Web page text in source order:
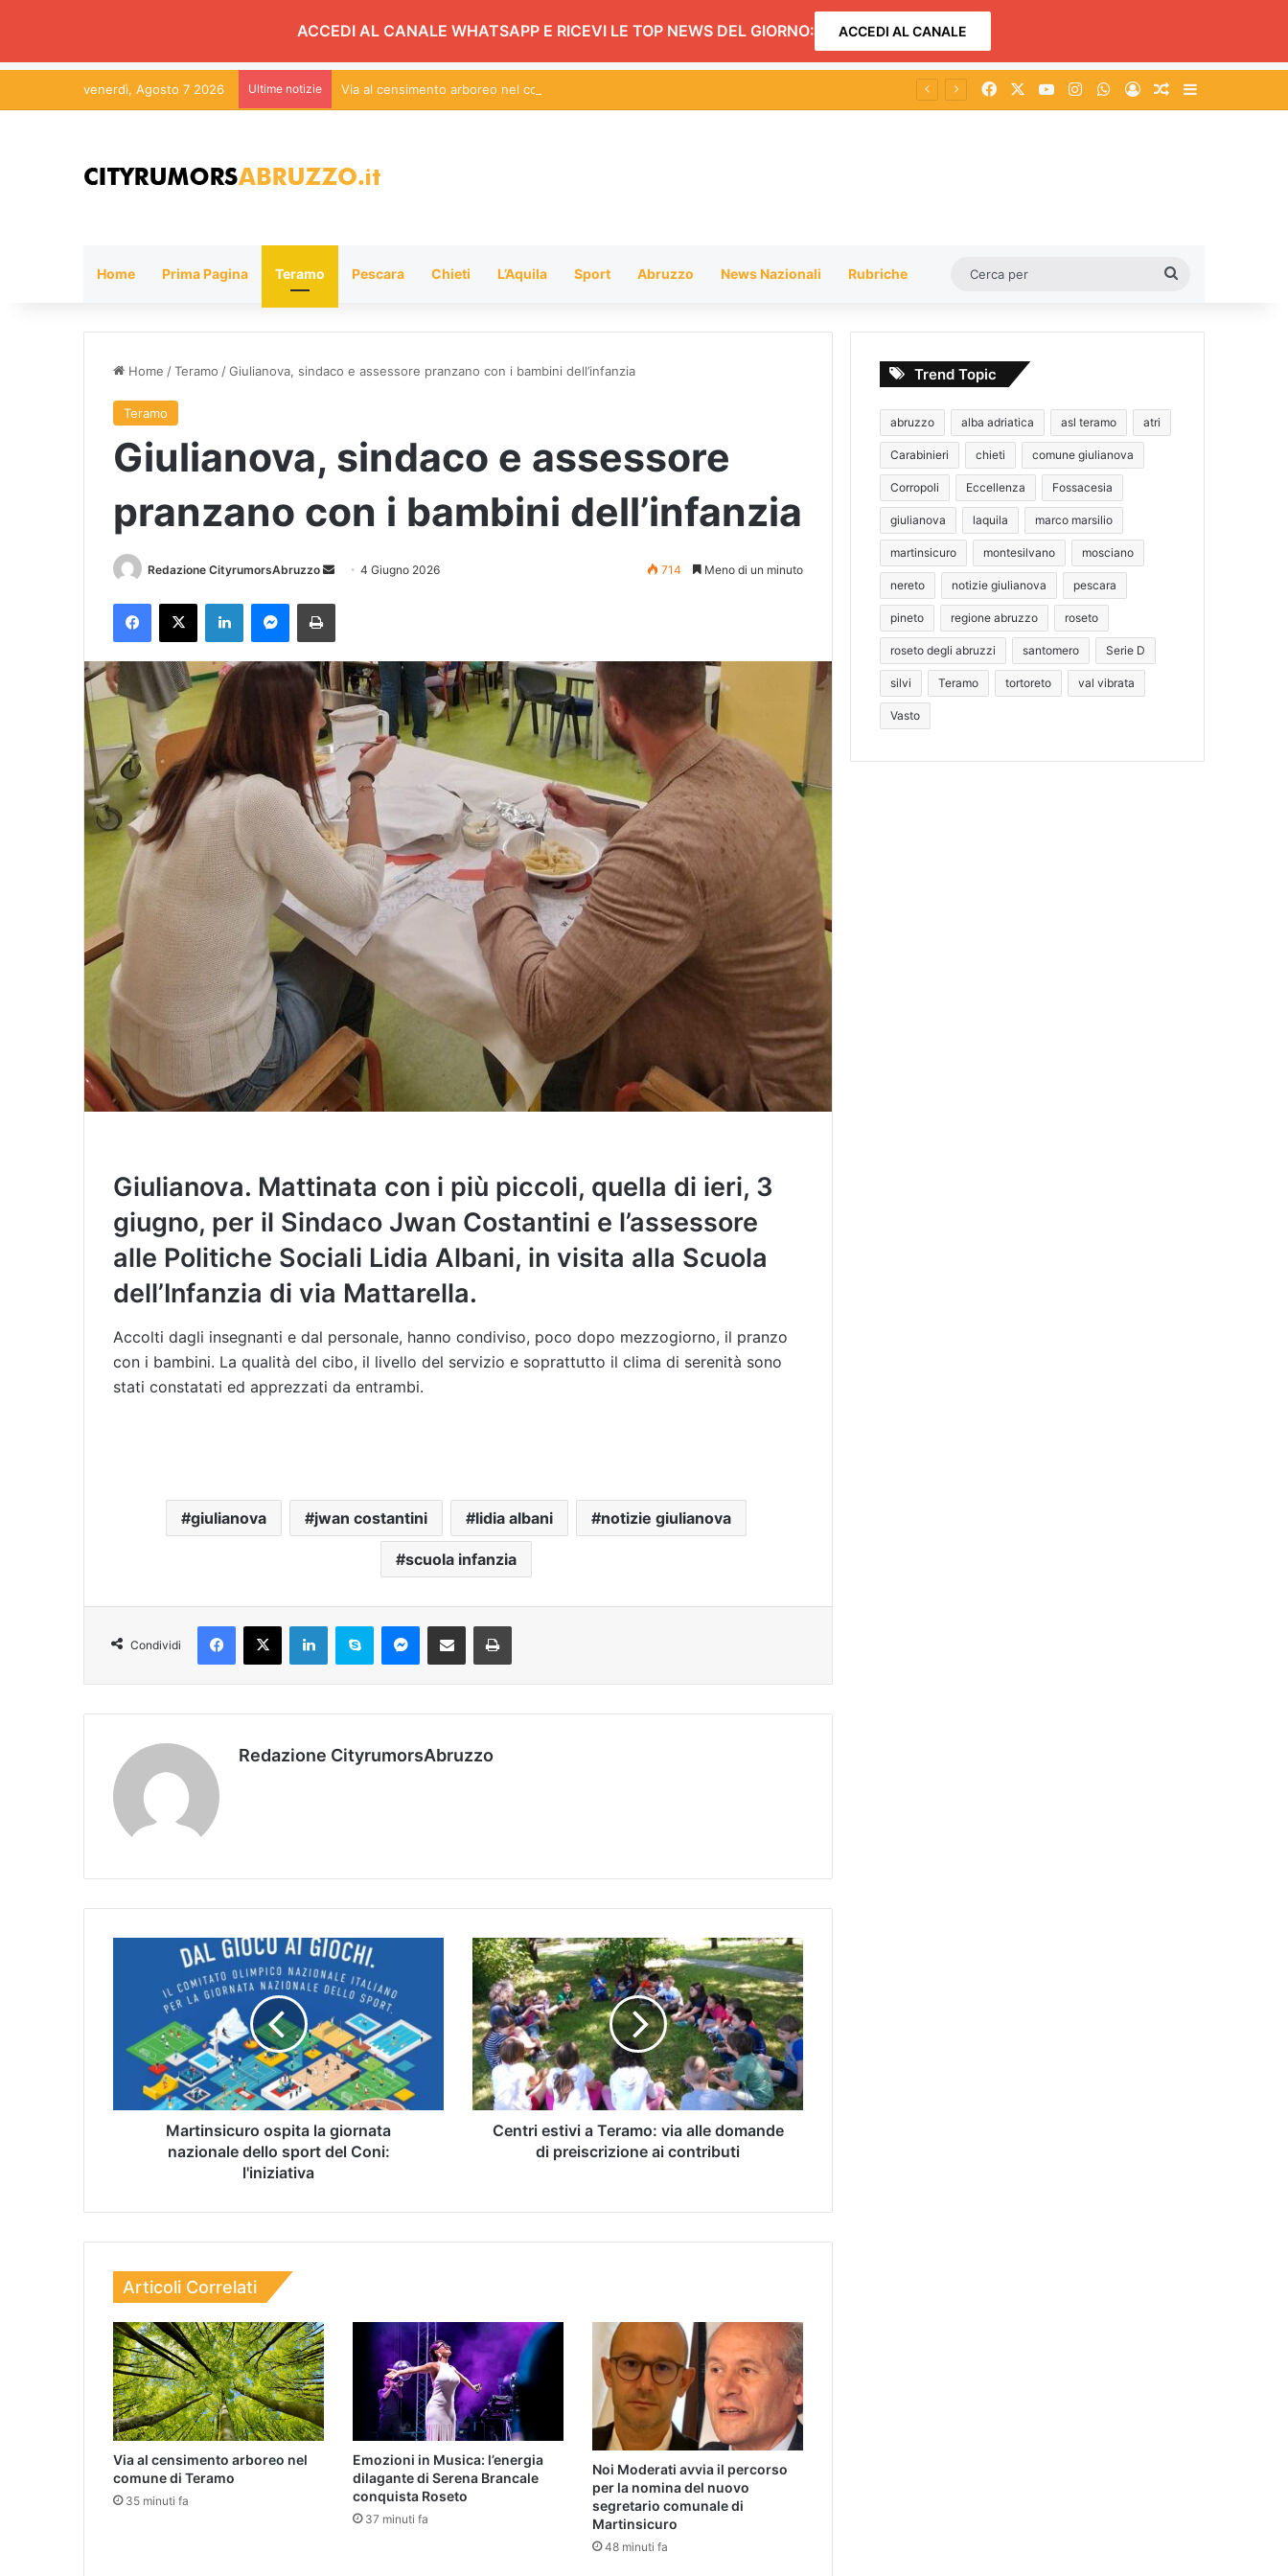
ACCEDI AL CANALE WHATSAPP E RICEVI LE TOP NEWS DEL GIORNO: ACCEDI AL CANALE
venerdì, Agosto 7 2026 Ultime notizie Via al censimento arboreo nel comune di Teramo Facebook You TubeInstagramWhatsApp
AccediUn articolo a
Home Prima Pagina Teramo Pescara Chieti L’Aquila Sport Abruzzo News Nazionali Rubriche
Home /Teramo /Giulianova, sindaco e assessore pranzano con i bambini dell’infanzia
Teramo
Giulianova, sindaco e assessore
pranzano con i bambini dell’infanzia
Redazione CityrumorsAbruzzo
i
a
n
e
m
i
l
4 Giugno 2026 714 Meno di un minuto
Giulianova. Mattinata con i più piccoli, quella di ieri, 3
giugno, per il Sindaco Jwan Costantini e l’assessore
alle Politiche Sociali Lidia Albani, in visita alla Scuola
dell’Infanzia di via Mattarella.
Accolti dagli insegnanti e dal personale, hanno condiviso, poco dopo mezzogiorno, il pranzo
con i bambini. La qualità del cibo, il livello del servizio e soprattutto il clima di serenità sono
stati constatati ed apprezzati da entrambi.
giulianova jwan costantini lidia albani notizie giulianova
scuola infanzia
Condividi
Redazione CityrumorsAbruzzo
Martinsicuro ospita la giornata
nazionale dello sport del Coni:
l'iniziativa
Centri estivi a Teramo: via alle domande
di preiscrizione ai contributi
Articoli Correlati
Via al censimento arboreo nel
comune di Teramo
35 minuti fa
Emozioni in Musica: l’energia
dilagante di Serena Brancale
conquista Roseto
37 minuti fa
Noi Moderati avvia il percorso
per la nomina del nuovo
segretario comunale di
Martinsicuro
48 minuti fa
Trend Topic
abruzzo alba adriatica asl teramo atri
Carabinieri chieti comune giulianova
Corropoli Eccellenza Fossacesia
giulianova laquila marco marsilio
martinsicuro montesilvano mosciano
nereto notizie giulianova pescara
pineto regione abruzzo roseto
roseto degli abruzzi santomero Serie D
silvi Teramo tortoreto val vibrata
Vasto